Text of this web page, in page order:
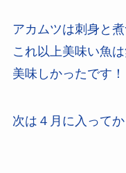
アカムツは刺身と
これ以上美味い魚
美味しかったです！
次は４月に入って